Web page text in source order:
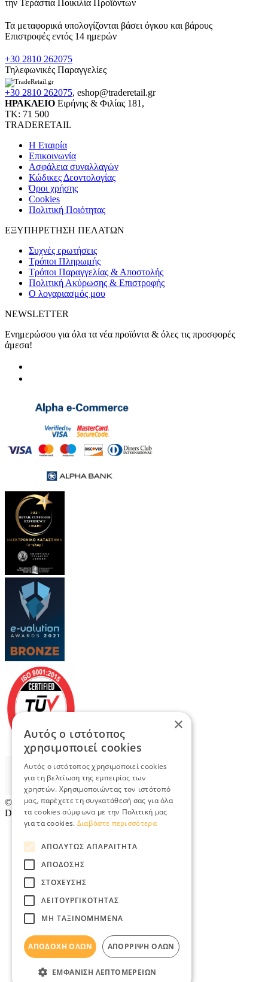
την Τεράστια Ποικιλία Προϊόντων
Τα μεταφορικά υπολογίζονται βάσει όγκου και βάρους
Επιστροφές εντός 14 ημερών
+30 2810 262075
Τηλεφωνικές Παραγγελίες
+30 2810 262075, eshop@traderetail.gr
ΗΡΑΚΛΕΙΟ Ειρήνης & Φιλίας 181,
ΤΚ: 71 500
TRADERETAIL
H Εταιρία
Eπικοινωνία
Ασφάλεια συναλλαγών
Κώδικες Δεοντολογίας
Όροι χρήσης
Cookies
Πολιτική Ποιότητας
ΕΞΥΠΗΡΕΤΗΣΗ ΠΕΛΑΤΩΝ
Συχνές ερωτήσεις
Τρόποι Πληρωμής
Τρόποι Παραγγελίας & Αποστολής
Πολιτική Ακύρωσης & Επιστροφής
Ο λογαριασμός μου
NEWSLETTER
Ενημερώσου για όλα τα νέα προϊόντα & όλες τις προσφορές
άμεσα!
© 2026TradeRetail.gr- All rights reserved
Designed & developed by NETMECHANICS
×
Αυτός ο ιστότοπος
χρησιμοποιεί cookies
Αυτός ο ιστότοπος χρησιμοποιεί cookies
για τη βελτίωση της εμπειρίας των
χρηστών. Χρησιμοποιώντας τον ιστότοπό
μας, παρέχετε τη συγκατάθεσή σας για όλα
τα cookies σύμφωνα με την Πολιτική μας
για τα cookies. Διαβάστε περισσότερα
ΑΠΟΛΎΤΩΣ ΑΠΑΡΑΊΤΗΤΑ
ΑΠΌΔΟΣΗΣ
ΣΤΌΧΕΥΣΗΣ
ΛΕΙΤΟΥΡΓΙΚΌΤΗΤΑΣ
ΜΗ ΤΑΞΙΝΟΜΗΜΈΝΑ
ΑΠΟΔΟΧΉ ΌΛΩΝ ΑΠΌΡΡΙΨΗ ΌΛΩΝ
ΕΜΦΆΝΙΣΗ ΛΕΠΤΟΜΕΡΕΙΏΝ